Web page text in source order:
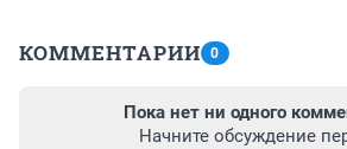
КОММЕНТАРИИ 0
Пока нет ни одного
Начните обсуждение